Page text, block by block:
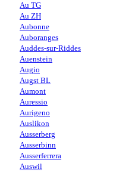
Au TG
Au ZH
Aubonne
Auboranges
Auddes-sur-Riddes
Auenstein
Augio
Augst BL
Aumont
Auressio
Aurigeno
Auslikon
Ausserberg
Ausserbinn
Ausserferrera
Auswil